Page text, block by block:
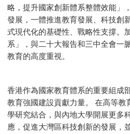
略，提升國家創新體系整體效能」
發展，一體推進教育發展、科技創
式現代化的基礎性、戰略性支撐。
系」，與二十大報告和三中全會一
教育的高度重視。
香港作為國家教育體系的重要組成
教育強國建設貢獻力量。 在高等教
學研究結合，與內地大學開展更多
應，促進大灣區科技創新的發展，